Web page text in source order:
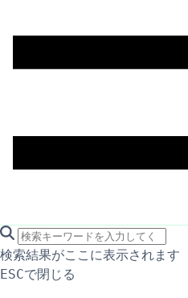
search icon
サイト内検索
検索結果がここに表示されます
ESCで閉じる